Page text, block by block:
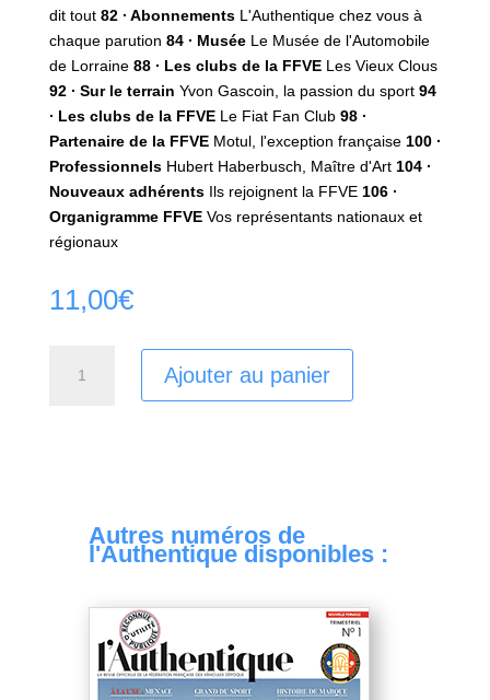
dit tout 82 ∙ AbonnementsL'Authentique chez vous à
chaque parution 84 ∙ MuséeLe Musée de l'Automobile
de Lorraine 88 ∙ Les clubs de la FFVELes Vieux Clous
92 ∙ Sur le terrain Yvon Gascoin, la passion du sport 94
∙ Les clubs de la FFVELe Fiat Fan Club 98 ∙
Partenaire de la FFVEMotul, l'exception française 100 ‌∙‌
ProfessionnelsHubert Haberbusch, Maître d'Art 104 ∙
Nouveaux adhérentsIls rejoignent la FFVE 106 ∙
Organigramme FFVEVos représentants nationaux et
régionaux
11,00€
Ajouter au panier
Autres numéros de
l'Authentique disponibles :